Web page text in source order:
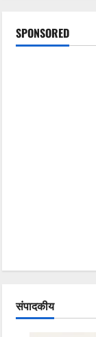
SPONSORED
संपादकीय